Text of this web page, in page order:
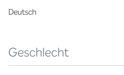
Deutsch
Geschlecht